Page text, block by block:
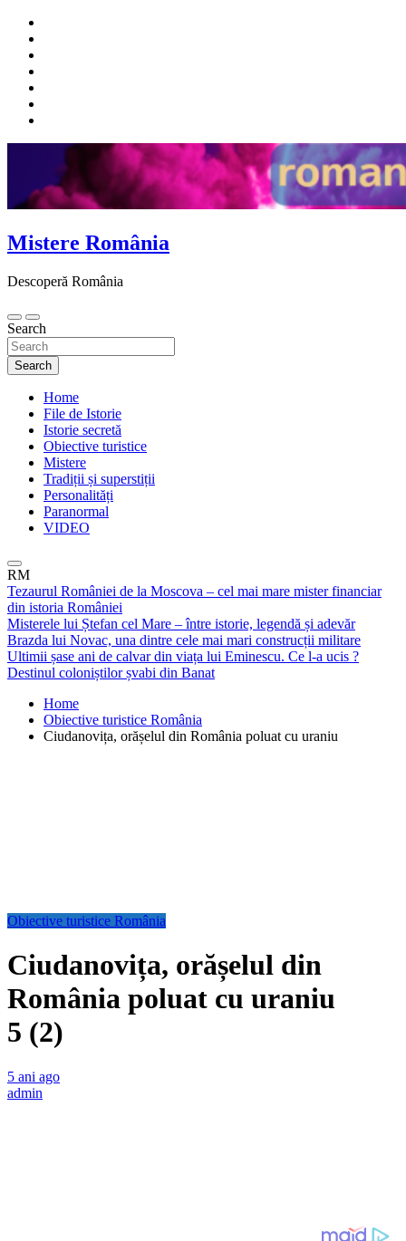
Skip
content
Mistere România
Descoperă România
Search
Search
Home
File de Istorie
Istorie secretă
Obiective turistice
Mistere
Tradiții și superstiții
Personalități
Paranormal
VIDEO
RM
Tezaurul României de la Moscova – cel mai mare mister financiar
din istoria României
Misterele lui Ștefan cel Mare – între istorie, legendă și adevăr
Brazda lui Novac, una dintre cele mai mari construcții militare
Ultimii șase ani de calvar din viața lui Eminescu. Ce l-a ucis ?
Destinul coloniștilor șvabi din Banat
Home
Obiective turistice România
Ciudanovița, orășelul din România poluat cu uraniu
Obiective turistice România
Ciudanovița, orășelul din
România poluat cu uraniu
5 (2)
5 ani ago
admin